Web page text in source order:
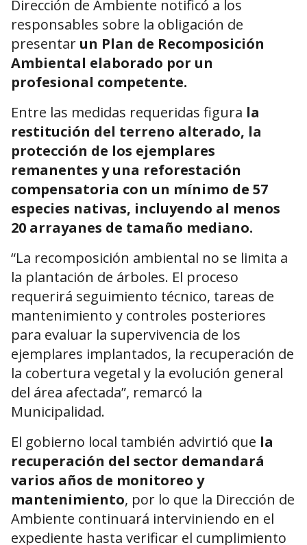
Dirección de Ambiente notificó a los
responsables sobre la obligación de
presentar un Plan de Recomposición
Ambiental elaborado por un
profesional competente.
Entre las medidas requeridas figura la
restitución del terreno alterado, la
protección de los ejemplares
remanentes y una reforestación
compensatoria con un mínimo de 57
especies nativas, incluyendo al menos
20 arrayanes de tamaño mediano.
“La recomposición ambiental no se limita a
la plantación de árboles. El proceso
requerirá seguimiento técnico, tareas de
mantenimiento y controles posteriores
para evaluar la supervivencia de los
ejemplares implantados, la recuperación de
la cobertura vegetal y la evolución general
del área afectada”, remarcó la
Municipalidad.
El gobierno local también advirtió que la
recuperación del sector demandará
varios años de monitoreo y
mantenimiento, por lo que la Dirección de
Ambiente continuará interviniendo en el
expediente hasta verificar el cumplimiento